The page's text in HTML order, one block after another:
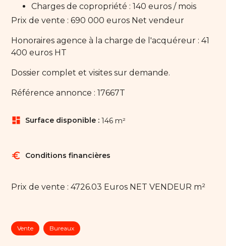
Charges de copropriété : 140 euros / mois
Prix de vente : 690 000 euros Net vendeur
Honoraires agence à la charge de l'acquéreur : 41
400 euros HT
Dossier complet et visites sur demande.
Référence annonce : 17667T
dashboard Surface disponible : 146 m²
euro Conditions financières
Prix de vente : 4726.03 Euros NET VENDEUR m²
Vente Bureaux